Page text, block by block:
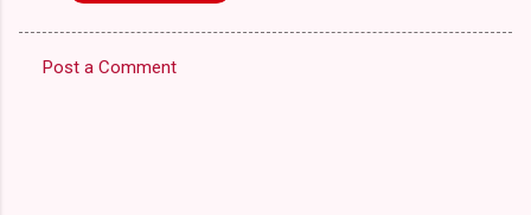
Post a Comment